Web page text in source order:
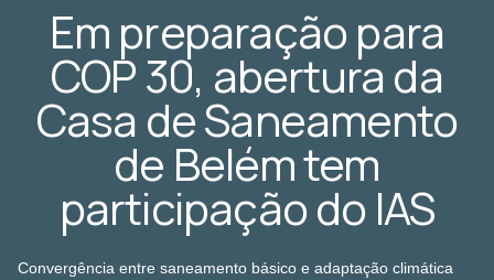
Em preparação para
COP 30, abertura da
Casa de Saneamento
de Belém tem
participação do IAS
Convergência entre saneamento básico e adaptação climática